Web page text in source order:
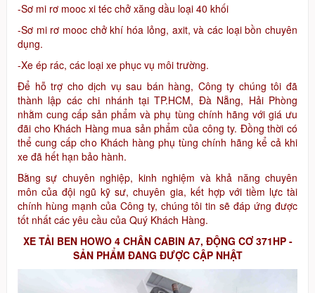
-Sơ mi rơ mooc xi téc chở xăng dầu loại 40 khối
-Sơ mi rơ mooc chở khí hóa lỏng, axit, và các loại bồn chuyên
dụng.
-Xe ép rác, các loại xe phục vụ môi trường.
Để hỗ trợ cho dịch vụ sau bán hàng, Công ty chúng tôi đã
thành lập các chi nhánh tại TP.HCM, Đà Nẵng, Hải Phòng
nhằm cung cấp sản phẩm và phụ tùng chính hãng với giá ưu
đãi cho Khách Hàng mua sản phẩm của công ty. Đồng thời có
thể cung cấp cho Khách hàng phụ tùng chính hãng kể cả khi
xe đã hết hạn bảo hành.
Bằng sự chuyên nghiệp, kinh nghiệm và khả năng chuyên
môn của đội ngũ kỹ sư, chuyên gia, kết hợp với tiềm lực tài
chính hùng mạnh của Công ty, chúng tôi tin sẽ đáp ứng được
tốt nhất các yêu cầu của Quý Khách Hàng.
XE TẢI BEN HOWO 4 CHÂN CABIN A7, ĐỘNG CƠ 371HP -
SẢN PHẨM ĐANG ĐƯỢC CẬP NHẬT